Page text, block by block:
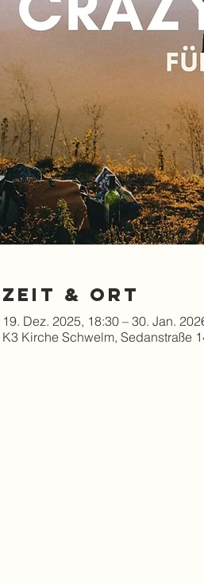
Zeit & Ort
19. Dez. 2025, 18:30 – 30. Jan.
K3 Kirche Schwelm, Sedanstraße